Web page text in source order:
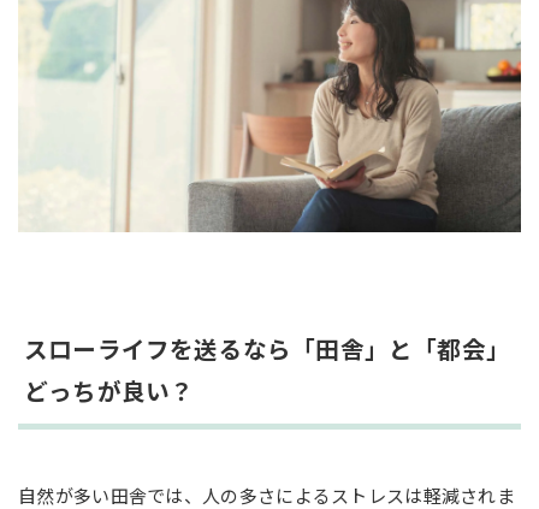
スローライフを送るなら「田舎」と「都会」
どっちが良い？
自然が多い田舎では、人の多さによるストレスは軽減されま